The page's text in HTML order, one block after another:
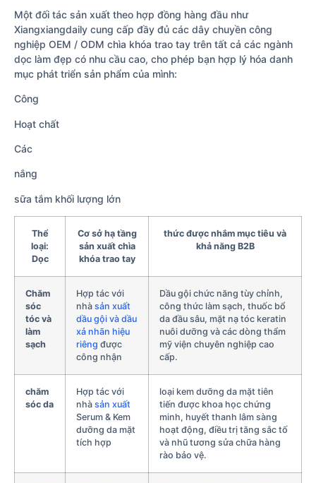
Một đối tác sản xuất theo hợp đồng hàng đầu như
Xiangxiangdaily cung cấp đầy đủ các dây chuyền công
nghiệp OEM / ODM chìa khóa trao tay trên tất cả các ngành
dọc làm đẹp có nhu cầu cao, cho phép bạn hợp lý hóa danh
mục phát triển sản phẩm của mình:
Công
Hoạt chất
Các
nắng
sữa tắm khối lượng lớn
Thể
loại:
Dọc
Cơ sở hạ tầng
sản xuất chìa
khóa trao tay
thức được nhắm mục tiêu và
khả năng B2B
Chăm
sóc
tóc và
làm
sạch
Hợp tác với
nhà sản xuất
dầu gội và dầu
xả nhãn hiệu
riêng được
công nhận
Dầu gội chức năng tùy chỉnh,
công thức làm sạch, thuốc bổ
da đầu sâu, mặt nạ tóc keratin
nuôi dưỡng và các dòng thẩm
mỹ viện chuyên nghiệp cao
cấp.
chăm
sóc da
Hợp tác với
nhà sản xuất
Serum & Kem
dưỡng da mặt
tích hợp
loại kem dưỡng da mặt tiên
tiến được khoa học chứng
minh, huyết thanh lâm sàng
hoạt động, điều trị tăng sắc tố
và nhũ tương sửa chữa hàng
rào bảo vệ.